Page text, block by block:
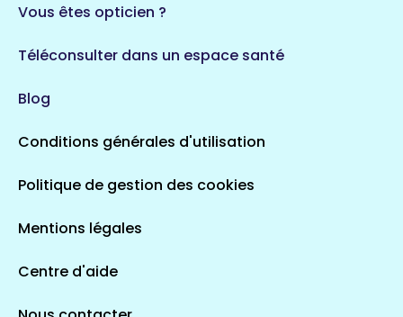
Vous êtes opticien ?
Téléconsulter dans un espace santé
Blog
Conditions générales d'utilisation
Politique de gestion des cookies
Mentions légales
Centre d'aide